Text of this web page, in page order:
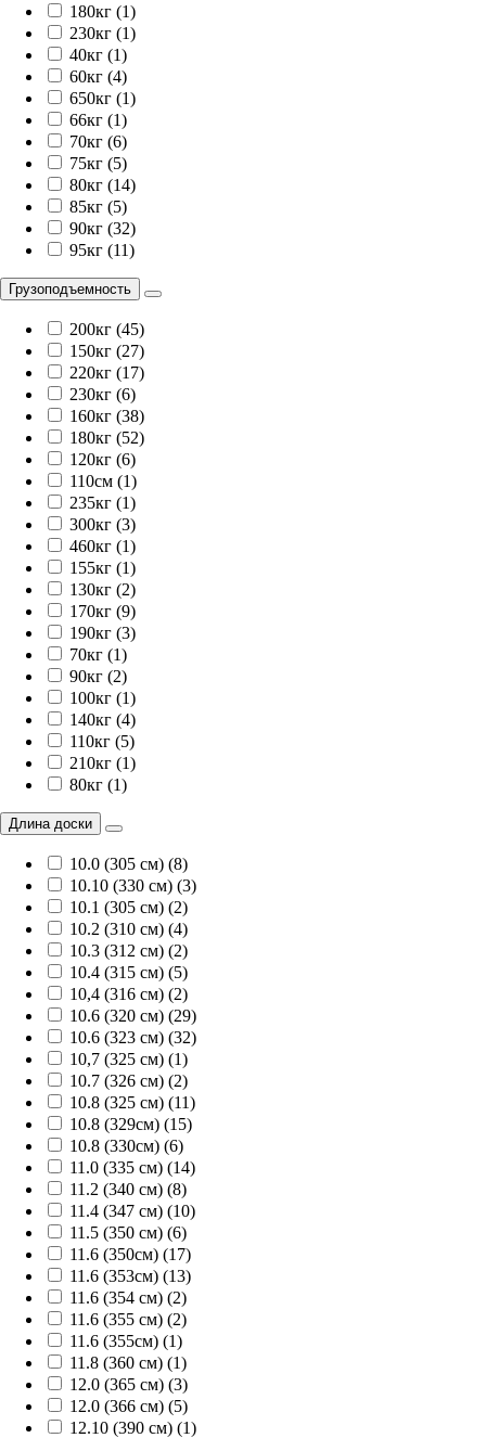
180кг (1)
230кг (1)
40кг (1)
60кг (4)
650кг (1)
66кг (1)
70кг (6)
75кг (5)
80кг (14)
85кг (5)
90кг (32)
95кг (11)
Грузоподъемность
200кг (45)
150кг (27)
220кг (17)
230кг (6)
160кг (38)
180кг (52)
120кг (6)
110см (1)
235кг (1)
300кг (3)
460кг (1)
155кг (1)
130кг (2)
170кг (9)
190кг (3)
70кг (1)
90кг (2)
100кг (1)
140кг (4)
110кг (5)
210кг (1)
80кг (1)
Длина доски
10.0 (305 см) (8)
10.10 (330 см) (3)
10.1 (305 см) (2)
10.2 (310 см) (4)
10.3 (312 см) (2)
10.4 (315 см) (5)
10,4 (316 см) (2)
10.6 (320 см) (29)
10.6 (323 см) (32)
10,7 (325 см) (1)
10.7 (326 см) (2)
10.8 (325 см) (11)
10.8 (329см) (15)
10.8 (330см) (6)
11.0 (335 см) (14)
11.2 (340 см) (8)
11.4 (347 см) (10)
11.5 (350 см) (6)
11.6 (350см) (17)
11.6 (353см) (13)
11.6 (354 см) (2)
11.6 (355 см) (2)
11.6 (355см) (1)
11.8 (360 см) (1)
12.0 (365 см) (3)
12.0 (366 см) (5)
12.10 (390 см) (1)